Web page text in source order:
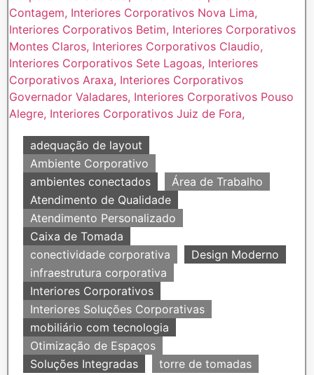
adequação de layout
Ambiente Corporativo
ambientes conectados
Área de Trabalho
Atendimento de Qualidade
Atendimento Personalizado
Caixa de Tomada
conectividade corporativa
Design Moderno
infraestrutura corporativa
Interiores Corporativos
Interiores Soluções Corporativas
mobiliário com tecnologia
Otimização de Espaços
Soluções Integradas
torre de tomadas